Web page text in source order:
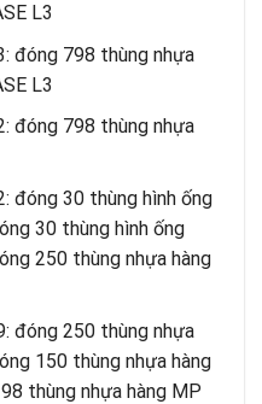
L3
đóng 798 thùng nhựa
L3
đóng 798 thùng nhựa
đóng 30 thùng hình ống
30 thùng hình ống
250 thùng nhựa hàng
đóng 250 thùng nhựa
150 thùng nhựa hàng
thùng nhựa hàng MP